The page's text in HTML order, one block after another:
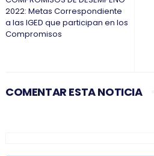
2022: Metas Correspondiente
a las IGED que participan en los
Compromisos
COMENTAR ESTA NOTICIA